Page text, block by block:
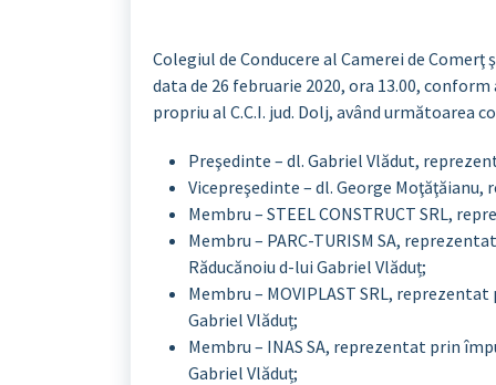
Colegiul de Conducere al Camerei de
data de 26 februarie 2020, ora 13.00,
propriu al C.C.I. jud. Dolj, având următoarea
Preşedinte – dl. Gabriel Vlădut,
Vicepreşedinte – dl. George Moţăţăianu,
Membru – STEEL CONSTRUCT SRL,
Membru – PARC-TURISM SA,
Răducănoiu d-lui Gabriel Vlăduț;
Membru – MOVIPLAST SRL,
Gabriel Vlăduț;
Membru – INAS SA, reprezentat prin
Gabriel Vlăduț;